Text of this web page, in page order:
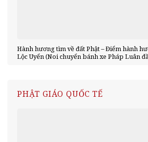
Hành hương tìm về đất Phật – Điểm hành
Lộc Uyển (Noi chuyển bánh xe Pháp Luân
PHẬT GIÁO QUỐC TẾ